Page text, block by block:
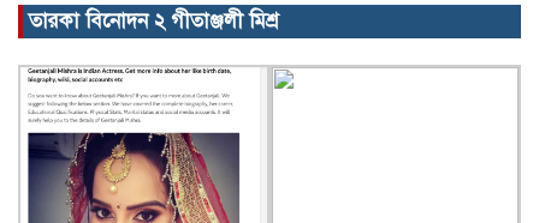
তারকা বিনোদন ২ গীতাঞ্জলী মিশ্র